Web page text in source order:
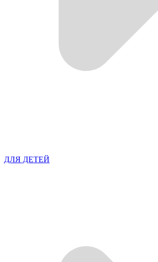
ДЛЯ ДЕТЕЙ